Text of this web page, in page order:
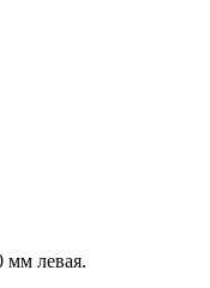
мм левая.